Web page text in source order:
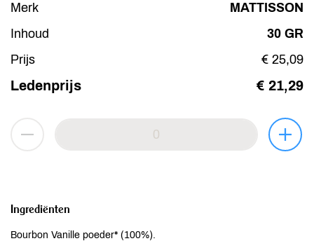
Merk
MATTISSON
Inhoud
30 GR
Prijs
€ 25,09
Ledenprijs € 21,29
Ingrediënten
Bourbon Vanille poeder* (100%).